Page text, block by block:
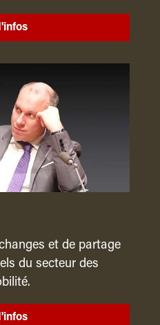
et de partage
du secteur des